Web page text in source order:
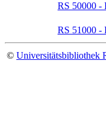
RS 50000 -
RS 51000 -
© Universitätsbibliothek